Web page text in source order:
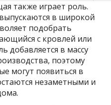
также играет роль.
в широкой
подобрать
с кровлей или
добавляется в массу
поэтому
могут появиться в
незаметными и